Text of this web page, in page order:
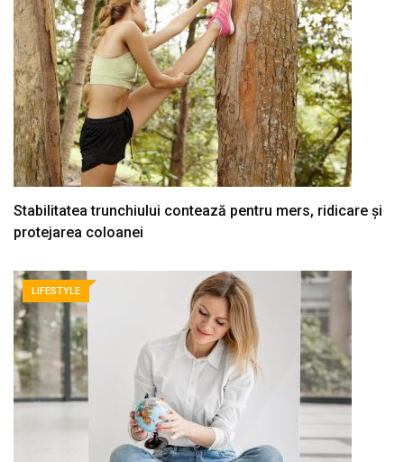
Stabilitatea trunchiului contează pentru mers, ridicare și
protejarea coloanei
LIFESTYLE